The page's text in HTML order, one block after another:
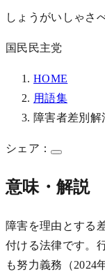
しょうがいしゃさ
国民民主党
HOME
用語集
障害者差別解
シェア：
意味・解説
障害を理由とする
付ける法律です。
も努力義務（2024